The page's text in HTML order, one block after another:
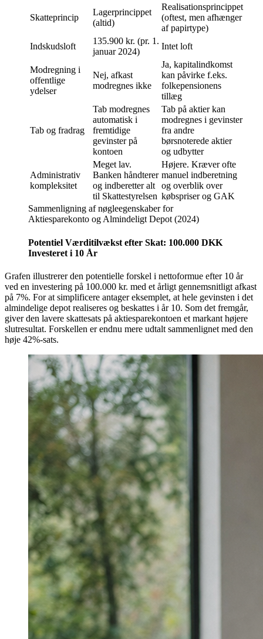
Skatteprincip
Lagerprincippet
(altid)
Realisationsprincippet
(oftest, men afhænger
af papirtype)
Indskudsloft
135.900 kr. (pr. 1.
januar 2024)
Intet loft
Modregning i
offentlige
ydelser
Nej, afkast
modregnes ikke
Ja, kapitalindkomst
kan påvirke f.eks.
folkepensionens
tillæg
Tab og fradrag
Tab modregnes
automatisk i
fremtidige
gevinster på
kontoen
Tab på aktier kan
modregnes i gevinster
fra andre
børsnoterede aktier
og udbytter
Administrativ
kompleksitet
Meget lav.
Banken håndterer
og indberetter alt
til Skattestyrelsen
Højere. Kræver ofte
manuel indberetning
og overblik over
købspriser og GAK
Sammenligning af nøgleegenskaber for
Aktiesparekonto og Almindeligt Depot (2024)
Potentiel Værditilvækst efter Skat: 100.000 DKK
Investeret i 10 År
Grafen illustrerer den potentielle forskel i nettoformue efter 10 år
ved en investering på 100.000 kr. med et årligt gennemsnitligt afkast
på 7%. For at simplificere antager eksemplet, at hele gevinsten i det
almindelige depot realiseres og beskattes i år 10. Som det fremgår,
giver den lavere skattesats på aktiesparekontoen et markant højere
slutresultat. Forskellen er endnu mere udtalt sammenlignet med den
høje 42%-sats.